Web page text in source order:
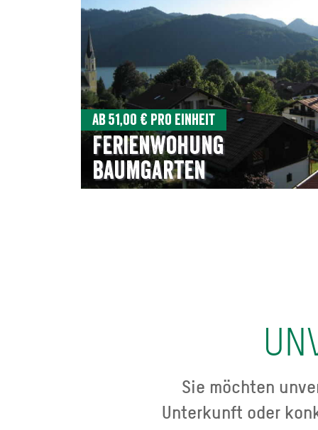
Ab 51,00 € pro Einheit
Ferienwohung
Baumgarten
Sie möchten
Unterkunft oder